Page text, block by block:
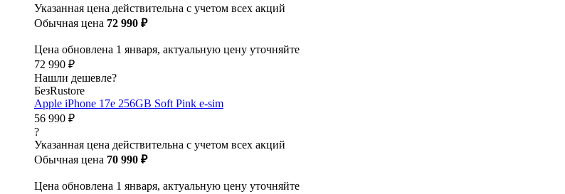
Указанная цена действительна с учетом всех акций
Обычная цена 72 990 ₽
Цена обновлена 1 января, актуальную цену уточняйте
72 990 ₽
Нашли дешевле?
БезRustore
Apple iPhone 17e 256GB Soft Pink e-sim
56 990 ₽
?
Указанная цена действительна с учетом всех акций
Обычная цена 70 990 ₽
Цена обновлена 1 января, актуальную цену уточняйте